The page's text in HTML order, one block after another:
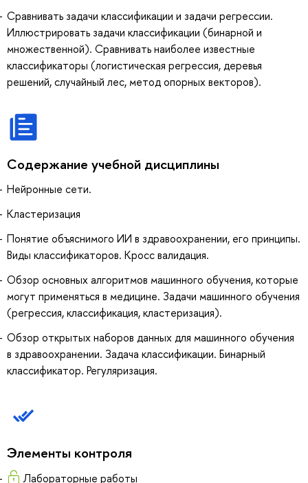
Сравнивать задачи классификации и задачи регрессии.
Иллюстрировать задачи классификации (бинарной и
множественной). Сравнивать наиболее известные
классификаторы (логистическая регрессия, деревья
решений, случайный лес, метод опорных векторов).
Содержание учебной дисциплины
Нейронные сети.
Кластеризация
Понятие объяснимого ИИ в здравоохранении, его принципы.
Виды классификаторов. Кросс валидация.
Обзор основных алгоритмов машинного обучения, которые
могут применяться в медицине. Задачи машинного обучения
(регрессия, классификация, кластеризация).
Обзор открытых наборов данных для машинного обучения
в здравоохранении. Задача классификации. Бинарный
классификатор. Регуляризация.
Элементы контроля
Лабораторные работы